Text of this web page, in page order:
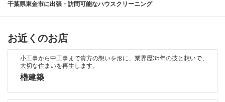
千葉県東金市に出張・訪問可能なハウスクリーニング
お近くのお店
小工事から中工事まで貴方の想いを形に、業界歴35年の技と想いで、
大切な住まいを再生します。
櫓建築